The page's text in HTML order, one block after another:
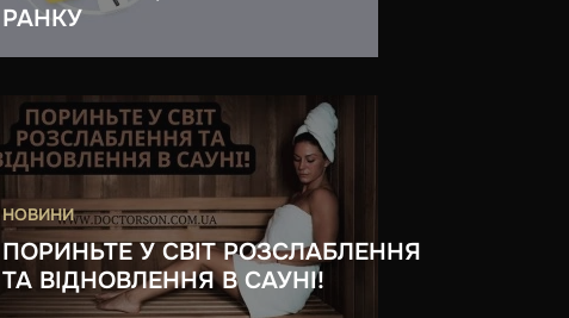
РАНКУ
НОВИНИ
ПОРИНЬТЕ У СВІТ РОЗСЛАБЛЕННЯ
ТА ВІДНОВЛЕННЯ В САУНІ!